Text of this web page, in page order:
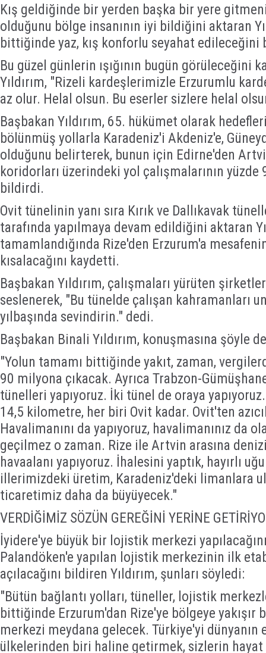
Kış geldiğinde bir yerden başka bir yere
olduğunu bölge insanının iyi bildiğini aktaran
bittiğinde yaz, kış konforlu seyahat
Bu güzel günlerin ışığının bugün görüleceğini
Yıldırım, "Rizeli kardeşlerimizle Erzurumlu
az olur. Helal olsun. Bu eserler sizlere helal
Başbakan Yıldırım, 65. hükümet olarak
bölünmüş yollarla Karadeniz'i Akdeniz'e,
olduğunu belirterek, bunun için Edirne'den
koridorları üzerindeki yol çalışmalarının yüzde
bildirdi.
Ovit tünelinin yanı sıra Kırık ve Dallıkavak
tarafında yapılmaya devam edildiğini aktaran
tamamlandığında Rize'den Erzurum'a
kısalacağını kaydetti.
Başbakan Yıldırım, çalışmaları yürüten
seslenerek, "Bu tünelde çalışan kahramanları
yılbaşında sevindirin." dedi.
Başbakan Binali Yıldırım, konuşmasına şöyle
"Yolun tamamı bittiğinde yakıt, zaman,
90 milyona çıkacak. Ayrıca Trabzon-
tünelleri yapıyoruz. İki tünel de oraya
14,5 kilometre, her biri Ovit kadar. Ovit'ten
Havalimanını da yapıyoruz, havalimanınız da
geçilmez o zaman. Rize ile Artvin arasına
havaalanı yapıyoruz. İhalesini yaptık, hayırlı
illerimizdeki üretim, Karadeniz'deki limanlara
ticaretimiz daha da büyüyecek."
VERDİĞİMİZ SÖZÜN GEREĞİNİ YERİNE
İyidere'ye büyük bir lojistik merkezi
Palandöken'e yapılan lojistik merkezinin ilk
açılacağını bildiren Yıldırım, şunları söyledi:
"Bütün bağlantı yolları, tüneller, lojistik
bittiğinde Erzurum'dan Rize'ye bölgeye
merkezi meydana gelecek. Türkiye'yi dünyanın
ülkelerinden biri haline getirmek, sizlerin hayat